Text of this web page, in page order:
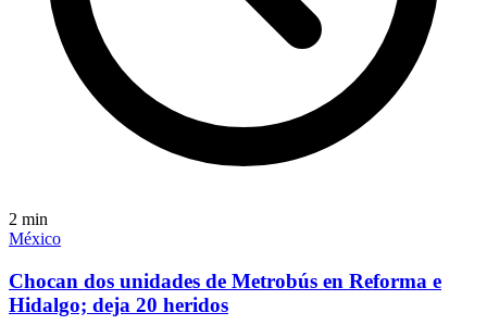
2 min
México
Chocan dos unidades de Metrobús en Reforma e
Hidalgo; deja 20 heridos